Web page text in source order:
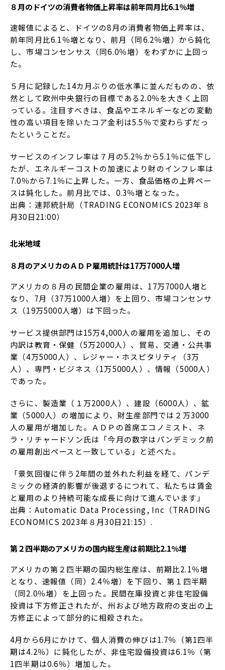
８月のドイツの消費者物価上昇率は前年同月比6.1％増
速報値によると、ドイツの8月の消費者物価上昇率は、
前年同月比6.1％増となり、前月（同6.2％増）から鈍化
し、市場コンセンサス（同6.0％増）をわずかに上回っ
た。
５月に記録した14カ月ぶりの低水準に並んだものの、依
然として欧州中央銀行の目標である2.0％を大きく上回
っている。注目すべきは、食品やエネルギーなどの変動
性の高い項目を除いたコア金利は5.5％で変わらずだっ
たということだ。
サービスのインフレ率は７月の5.2％から5.1％に低下し
たが、エネルギーコストの加速により財のインフレ率は
7.0％から7.1％に上昇した。一方、食品価格の上昇ペー
スは鈍化した。前月比では、0.3％増となった。
出典：連邦統計局（TRADING ECONOMICS 2023年８
月30日21:00）
北米地域
８月のアメリカのＡＤＰ雇用統計は17万7000人増
アメリカの８月の民間企業の雇用は、17万7000人増と
なり、7月（37万1000人増）を上回り、市場コンセンサ
ス（19万5000人増）は下回った。
サービス提供部門は15万4,000人の雇用を追加し、その
内訳は教育・保健（5万2000人）、貿易、交通・公共事
業（4万5000人）、レジャー・ホスピタリティ（3万
人）、専門・ビジネス（1万5000人）、情報（5000人）
であった。
さらに、製造業（１万2000人）、建設（6000人）、鉱
業（5000人）の増加により、財生産部門では２万3000
人の雇用が増加した。ＡＤＰの首席エコノミスト、ネ
ラ・リチャードソン氏は「今月の数字はパンデミック前
の雇用創出ペースと一致している」と述べた。
「景気回復に伴う2年間の並外れた利益を経て、パンデ
ミックの経済的影響が後退するにつれて、私たちは賃金
と雇用のより持続可能な成長に向けて進んでいます」
出典：Automatic Data Processing, Inc（TRADING
ECONOMICS 2023年８月30日21:15）.
第２四半期のアメリカの国内総生産は前期比2.1％増
アメリカの第２四半期の国内総生産は、前期比2.1％増
となり、速報値（同）2.4％増）を下回り、第１四半期
（同2.0％増）を上回った。民間在庫投資と非住宅設備
投資は下方修正されたが、州および地方政府の支出の上
方修正によって部分的に相殺された。
4月から6月にかけて、個人消費の伸びは1.7％（第1四半
期は4.2％）に鈍化したが、非住宅設備投資は6.1％（第
1四半期は0.6％）増加した。